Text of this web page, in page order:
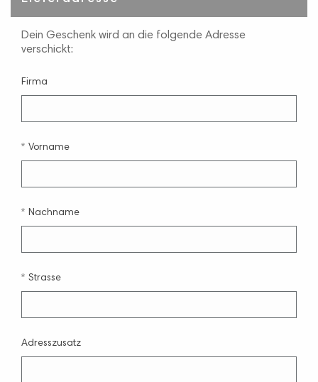
Dein Geschenk wird an die folgende Adresse
verschickt:
Firma
Vorname
Nachname
Strasse
Adresszusatz